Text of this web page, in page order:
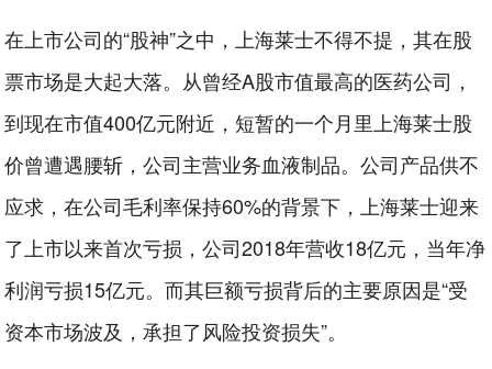
在上市公司的“股神”之中，上海莱士不得不提，其在股
票市场是大起大落。从曾经A股市值最高的医药公司，
到现在市值400亿元附近，短暂的一个月里上海莱士股
价曾遭遇腰斩，公司主营业务血液制品。公司产品供不
应求，在公司毛利率保持60%的背景下，上海莱士迎来
了上市以来首次亏损，公司2018年营收18亿元，当年净
利润亏损15亿元。而其巨额亏损背后的主要原因是“受
资本市场波及，承担了风险投资损失”。